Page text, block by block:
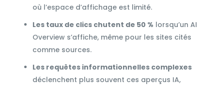
où l’espace d’affichage est limité.
Les taux de clics chutent de 50 % lorsqu’un AI
Overview s’affiche, même pour les sites cités
comme sources.
Les requêtes informationnelles complexes
déclenchent plus souvent ces aperçus IA,